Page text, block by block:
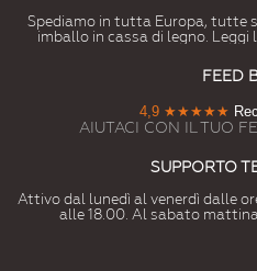
Spediamo in tutta Europa, tutte
imballo in cassa di legno.
FEED
4,9 ★★★★★
AIUTACI CON IL TUO
SUPPORTO
Attivo dal lunedì al venerdì dalle
alle 18.00. Al sabato